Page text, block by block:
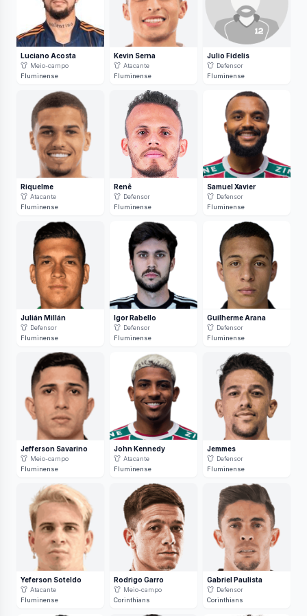
Luciano Acosta
Meio-campo
Fluminense
Kevin Serna
Atacante
Fluminense
Julio Fidelis
Defensor
Fluminense
Riquelme
Atacante
Fluminense
Renê
Defensor
Fluminense
Samuel Xavier
Defensor
Fluminense
Julián Millán
Defensor
Fluminense
Igor Rabello
Defensor
Fluminense
Guilherme Arana
Defensor
Fluminense
Jefferson Savarino
Meio-campo
Fluminense
John Kennedy
Atacante
Fluminense
Jemmes
Defensor
Fluminense
Yeferson Soteldo
Atacante
Fluminense
Rodrigo Garro
Meio-campo
Corinthians
Gabriel Paulista
Defensor
Corinthians